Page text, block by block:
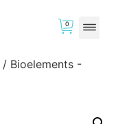
0
/ Bioelements -